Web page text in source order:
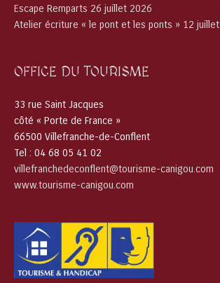
Escape Remparts 26 juillet 2026
Atelier écriture « le pont et les ponts » 12
OFFICE DU TOURISME
33 rue Saint Jacques
côté « Porte de France »
66500 Villefranche-de-Conflent
Tel : 04 68 05 41 02
villefranchedeconflent@tourisme-canigou.com
www.tourisme-canigou.com